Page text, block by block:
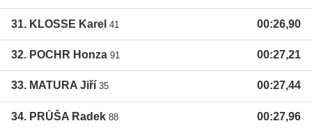
31. KLOSSE Karel 41 00:26,90
32. POCHR Honza 91 00:27,21
33. MATURA Jiří 35 00:27,44
34. PRŮŠA Radek 88 00:27,96